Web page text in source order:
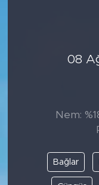
08
Nem:
Bağlar
Sektör